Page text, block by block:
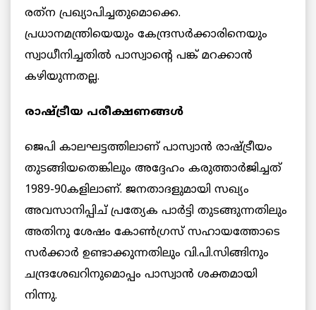
രത്‌ന പ്രഖ്യാപിച്ചതുമൊക്കെ.
പ്രധാനമന്ത്രിയെയും കേന്ദ്രസർക്കാരിനെയും
സ്വാധീനിച്ചതിൽ പാസ്വാന്റെ പങ്ക് മറക്കാൻ
കഴിയുന്നതല്ല.
രാഷ്ട്രീയ പരീക്ഷണങ്ങൾ
ജെപി കാലഘട്ടത്തിലാണ് പാസ്വാൻ രാഷ്ട്രീയം
തുടങ്ങിയതെങ്കിലും അദ്ദേഹം കരുത്താർജിച്ചത്
1989-90കളിലാണ്. ജനതാദളുമായി സഖ്യം
അവസാനിപ്പിച് പ്രത്യേക പാർട്ടി തുടങ്ങുന്നതിലും
അതിനു ശേഷം കോൺഗ്രസ് സഹായത്തോടെ
സർക്കാർ ഉണ്ടാക്കുന്നതിലും വി.പി.സിങ്ങിനും
ചന്ദ്രശേഖറിനുമൊപ്പം പാസ്വാൻ ശക്തമായി
നിന്നു.